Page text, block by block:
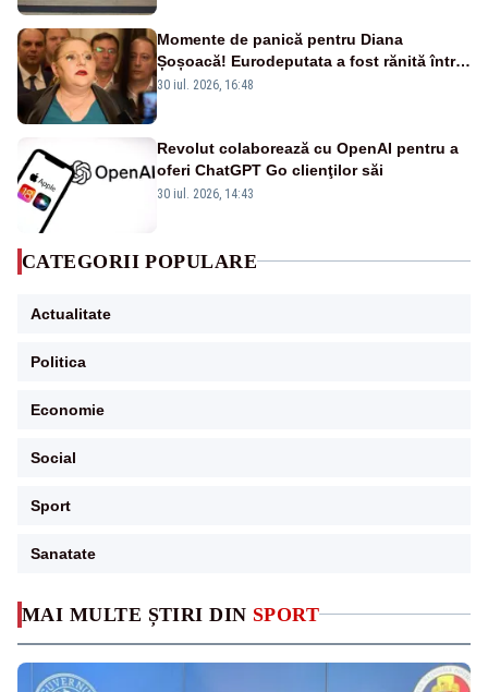
MAI MULTE ȘTIRI DIN SPORT
Momente de panică pentru Diana
Șoșoacă! Eurodeputata a fost rănită într-
un accident rutier
30 iul. 2026, 16:48
Revolut colaborează cu OpenAI pentru a
oferi ChatGPT Go clienţilor săi
30 iul. 2026, 14:43
CATEGORII POPULARE
Actualitate
Politica
Economie
Social
Sport
Sanatate